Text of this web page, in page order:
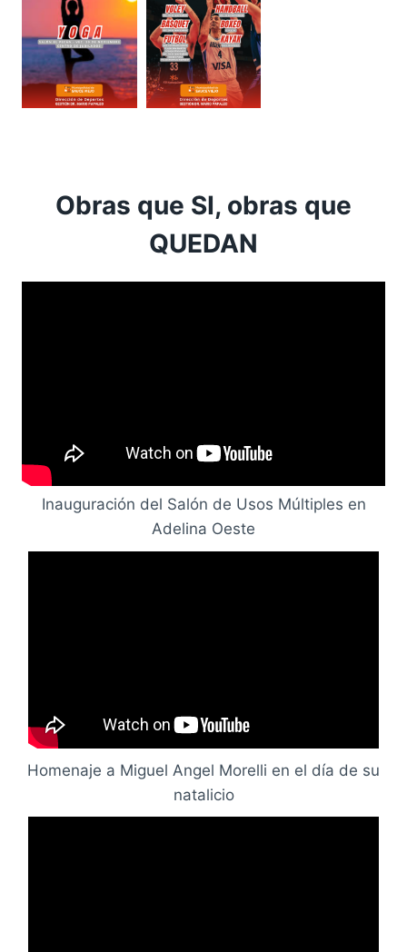
Obras que SI, obras que
QUEDAN
Inauguración del Salón de Usos Múltiples en
Adelina Oeste
Homenaje a Miguel Angel Morelli en el día de su
natalicio